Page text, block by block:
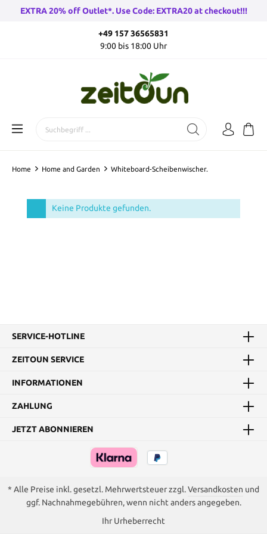
EXTRA 20% off Outlet*. Use Code: EXTRA20 at checkout!!!
+49 157 36565831
9:00 bis 18:00 Uhr
Home Home and Garden Whiteboard-Scheibenwischer.
Keine Produkte gefunden.
SERVICE-HOTLINE
ZEITOUN SERVICE
INFORMATIONEN
ZAHLUNG
JETZT ABONNIEREN
* Alle Preise inkl. gesetzl. Mehrwertsteuer zzgl.Versandkosten und
ggf. Nachnahmegebühren, wenn nicht anders angegeben.
Ihr Urheberrecht